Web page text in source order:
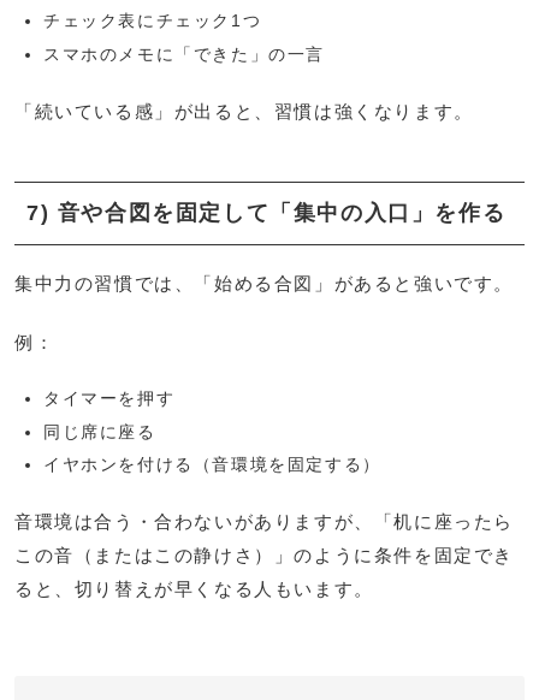
チェック表にチェック1つ
スマホのメモに「できた」の一言
「続いている感」が出ると、習慣は強くなります。
7) 音や合図を固定して「集中の入口」を作る
集中力の習慣では、「始める合図」があると強いです。
例：
タイマーを押す
同じ席に座る
イヤホンを付ける（音環境を固定する）
音環境は合う・合わないがありますが、「机に座ったら
この音（またはこの静けさ）」のように条件を固定でき
ると、切り替えが早くなる人もいます。